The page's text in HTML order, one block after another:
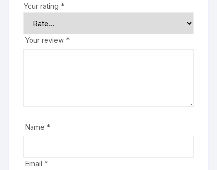
Your rating *
Your review *
Name *
Email *